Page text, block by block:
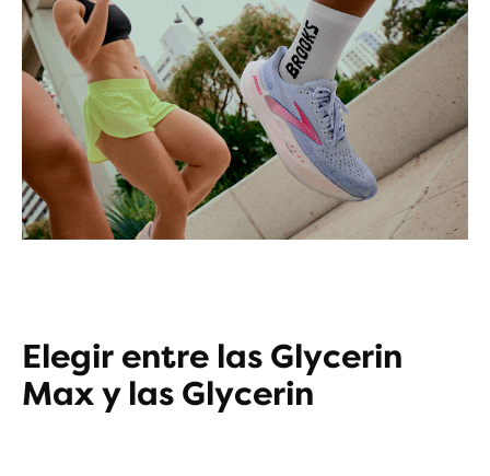
Elegir entre las Glycerin
Max y las Glycerin